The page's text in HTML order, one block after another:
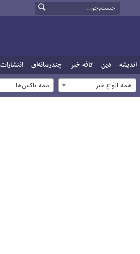
اندیشه دین کافه خبر چندرسانه‌ای انتشارات
همه انواع خبر همه باکس‌ها